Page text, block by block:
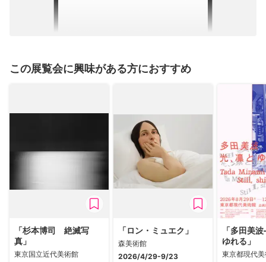
この展覧会に興味がある方におすすめ
「杉本博司 絶滅写
真」
東京国立近代美術館
「ロン・ミュエク」
森美術館
2026/4/29-9/23
「多田美
ゆれる」
東京都現代